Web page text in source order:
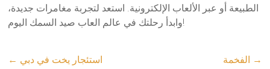
الطبيعة أو عبر الألعاب الإلكترونية. استعد لتجربة مغامرات جديدة،
وابدأ رحلتك في عالم العاب صيد السمك اليوم!
← استئجار يخت في دبي →